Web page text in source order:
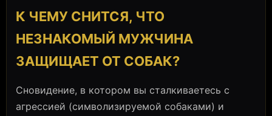
К ЧЕМУ СНИТСЯ, ЧТО
НЕЗНАКОМЫЙ МУЖЧИНА
ЗАЩИЩАЕТ ОТ СОБАК?
Сновидение, в котором вы сталкиваетесь с
агрессией (символизируемой собаками) и